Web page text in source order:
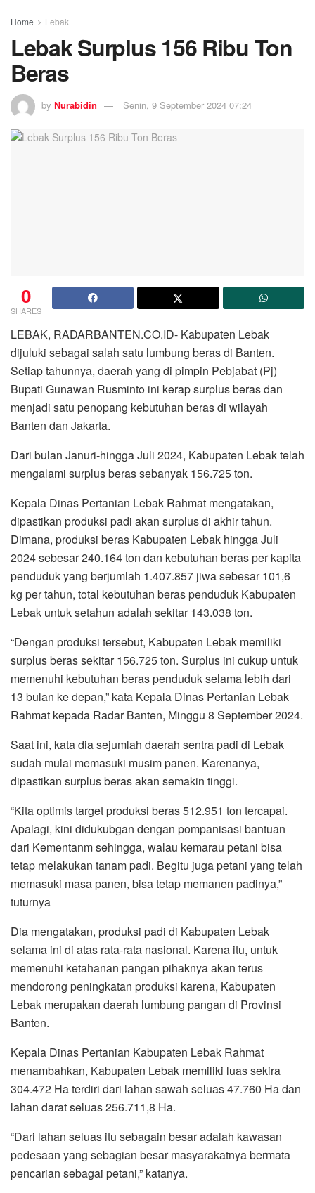
Home Lebak
Lebak Surplus 156 Ribu Ton
Beras
by Nurabidin Senin, 9 September 2024 07:24
0
SHARES
LEBAK, RADARBANTEN.CO.ID- Kabupaten Lebak
dijuluki sebagai salah satu lumbung beras di Banten.
Setiap tahunnya, daerah yang di pimpin Pebjabat (Pj)
Bupati Gunawan Rusminto ini kerap surplus beras dan
menjadi satu penopang kebutuhan beras di wilayah
Banten dan Jakarta.
Dari bulan Januri-hingga Juli 2024, Kabupaten Lebak telah
mengalami surplus beras sebanyak 156.725 ton.
Kepala Dinas Pertanian Lebak Rahmat mengatakan,
dipastikan produksi padi akan surplus di akhir tahun.
Dimana, produksi beras Kabupaten Lebak hingga Juli
2024 sebesar 240.164 ton dan kebutuhan beras per kapita
penduduk yang berjumlah 1.407.857 jiwa sebesar 101,6
kg per tahun, total kebutuhan beras penduduk Kabupaten
Lebak untuk setahun adalah sekitar 143.038 ton.
“Dengan produksi tersebut, Kabupaten Lebak memiliki
surplus beras sekitar 156.725 ton. Surplus ini cukup untuk
memenuhi kebutuhan beras penduduk selama lebih dari
13 bulan ke depan,” kata Kepala Dinas Pertanian Lebak
Rahmat kepada Radar Banten, Minggu 8 September 2024.
Saat ini, kata dia sejumlah daerah sentra padi di Lebak
sudah mulai memasuki musim panen. Karenanya,
dipastikan surplus beras akan semakin tinggi.
“Kita optimis target produksi beras 512.951 ton tercapai.
Apalagi, kini didukubgan dengan pompanisasi bantuan
dari Kementanm sehingga, walau kemarau petani bisa
tetap melakukan tanam padi. Begitu juga petani yang telah
memasuki masa panen, bisa tetap memanen padinya,”
tuturnya
Dia mengatakan, produksi padi di Kabupaten Lebak
selama ini di atas rata-rata nasional. Karena itu, untuk
memenuhi ketahanan pangan pihaknya akan terus
mendorong peningkatan produksi karena, Kabupaten
Lebak merupakan daerah lumbung pangan di Provinsi
Banten.
Kepala Dinas Pertanian Kabupaten Lebak Rahmat
menambahkan, Kabupaten Lebak memiliki luas sekira
304.472 Ha terdiri dari lahan sawah seluas 47.760 Ha dan
lahan darat seluas 256.711,8 Ha.
“Dari lahan seluas itu sebagain besar adalah kawasan
pedesaan yang sebagian besar masyarakatnya bermata
pencarian sebagai petani,” katanya.